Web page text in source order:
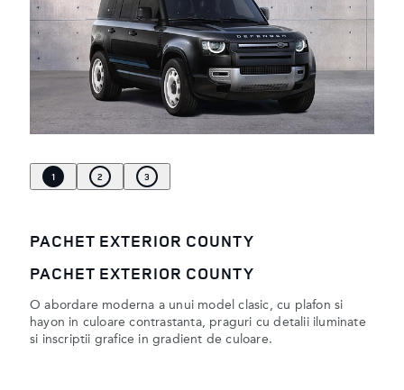
1 2 3
PACHET EXTERIOR COUNTY
PACHET EXTERIOR COUNTY
O abordare moderna a unui model clasic, cu plafon si
hayon in culoare contrastanta, praguri cu detalii iluminate
si inscriptii grafice in gradient de culoare.